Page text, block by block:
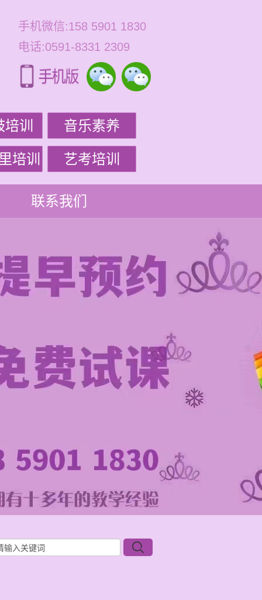
手机微信:158 5901 1830
电话:0591-8331 2309
训 音乐素养
培训 艺考培训
联系我们